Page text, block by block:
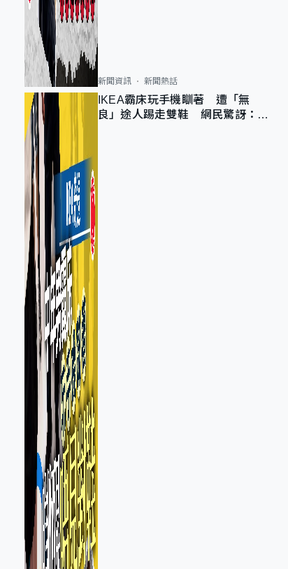
新聞資訊 新聞熱話
IKEA霸床玩手機瞓著 遭「無
良」途人踢走雙鞋 網民驚訝：冇